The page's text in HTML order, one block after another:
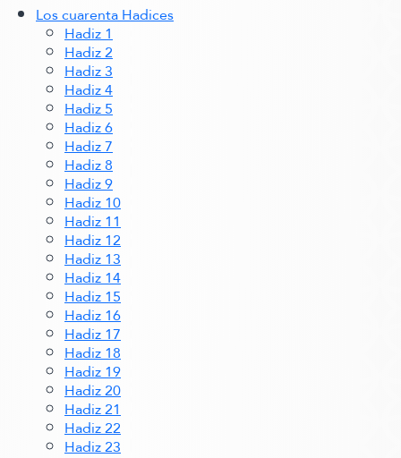
Los cuarenta Hadices
Hadiz 1
Hadiz 2
Hadiz 3
Hadiz 4
Hadiz 5
Hadiz 6
Hadiz 7
Hadiz 8
Hadiz 9
Hadiz 10
Hadiz 11
Hadiz 12
Hadiz 13
Hadiz 14
Hadiz 15
Hadiz 16
Hadiz 17
Hadiz 18
Hadiz 19
Hadiz 20
Hadiz 21
Hadiz 22
Hadiz 23